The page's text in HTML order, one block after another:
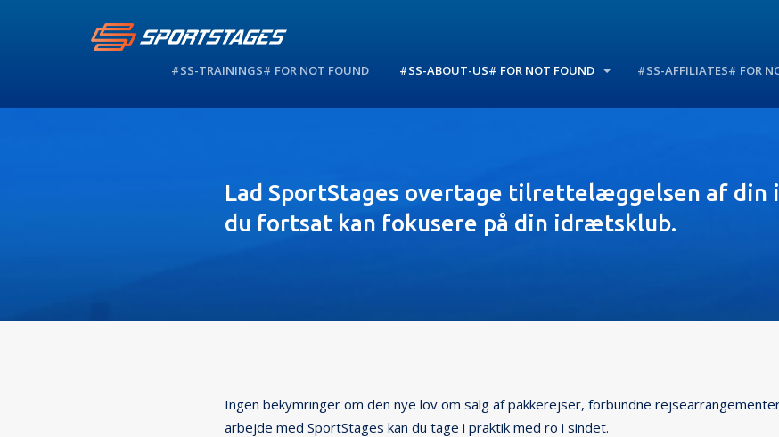
#SS-TRAININGS# FOR NOT FOUND #SS-ABOUT-US# FOR NOT FOUND #SS-AFFILIATES# FOR
Lad SportStages overtage tilrettelæggelsen af
du fortsat kan fokusere på din idrætsklub.
Ingen bekymringer om den nye lov om salg af pakkerejser, forbundne
arbejde med SportStages kan du tage i praktik med ro i sindet.